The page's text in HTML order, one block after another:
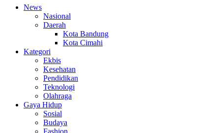
News
Nasional
Daerah
Kota Bandung
Kota Cimahi
Kategori
Ekbis
Kesehatan
Pendidikan
Teknologi
Olahraga
Gaya Hidup
Sosial
Budaya